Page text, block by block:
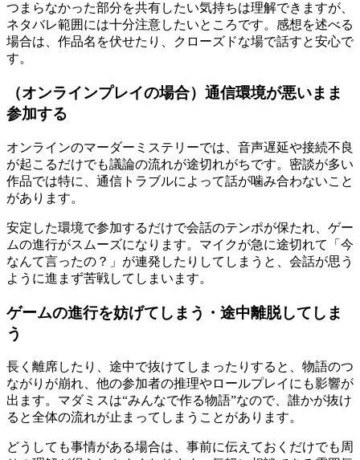
つまらなかった部分を共有したい気持ちは理解できますが、
ネタバレ範囲には十分注意したいところです。感想を述べる
場合は、作品名を伏せたり、クローズドな場で話すと安心で
す。
（オンラインプレイの場合）通信環境が悪いまま
参加する
オンラインのマーダーミステリーでは、音声遅延や接続不良
が起こるだけでも議論の流れが途切れがちです。密談が多い
作品では特に、通信トラブルによって話が噛み合わないこと
があります。
安定した環境で参加するだけで会話のテンポが保たれ、ゲー
ムの進行がスムーズになります。マイクが急に途切れて「今
なんて言ったの？」が連発したりしてしまうと、会話が思う
ように進まず苦戦してしまいます。
ゲームの進行を妨げてしまう・途中離脱してしま
う
長く離席したり、途中で抜けてしまったりすると、物語のつ
ながりが崩れ、他の参加者の推理やロールプレイにも影響が
出ます。マダミスは“みんなで作る物語”なので、誰かが抜け
ると全体の流れが止まってしまうことがあります。
どうしても事情がある場合は、事前に伝えておくだけでも周